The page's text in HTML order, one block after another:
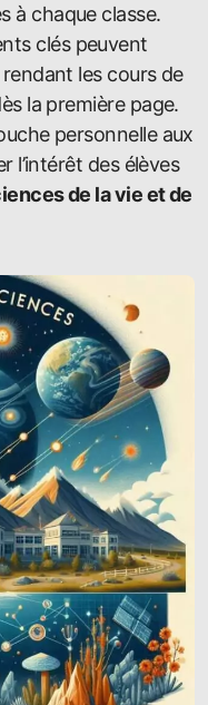
à chaque classe.
clés peuvent
les cours de
la première page.
personnelle aux
l’intérêt des élèves
de la vie et de